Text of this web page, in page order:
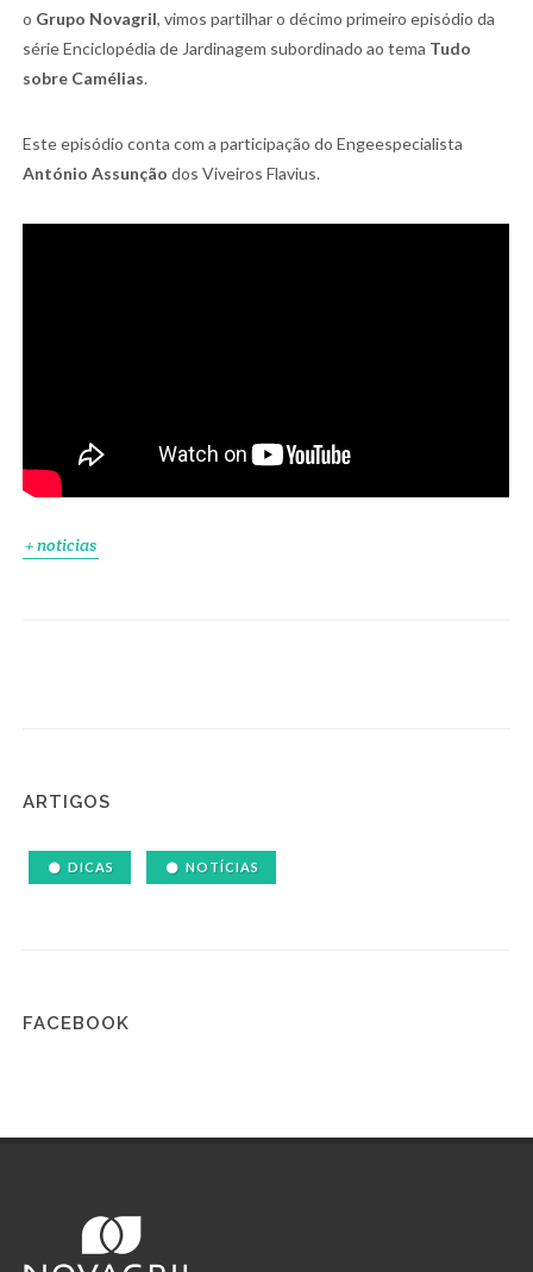
o Grupo Novagril, vimos partilhar o décimo primeiro episódio da
série Enciclopédia de Jardinagem subordinado ao tema Tudo
sobre Camélias.
Este episódio conta com a participação do Engeespecialista
António Assunção dos Viveiros Flavius.
+ noticias
ARTIGOS
DICAS NOTÍCIAS
FACEBOOK